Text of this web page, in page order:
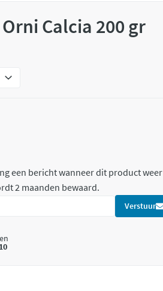
Calcia 200 gr
een bericht wanneer dit product weer
2 maanden bewaard.
Verstuur